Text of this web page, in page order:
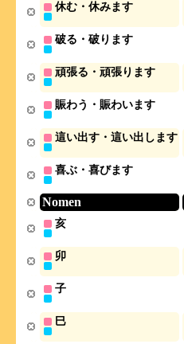
休む・休みます
破る・破ります
頑張る・頑張ります
賑わう・賑わいます
這い出す・這い出します
喜ぶ・喜びます
Nomen
亥
卯
子
巳